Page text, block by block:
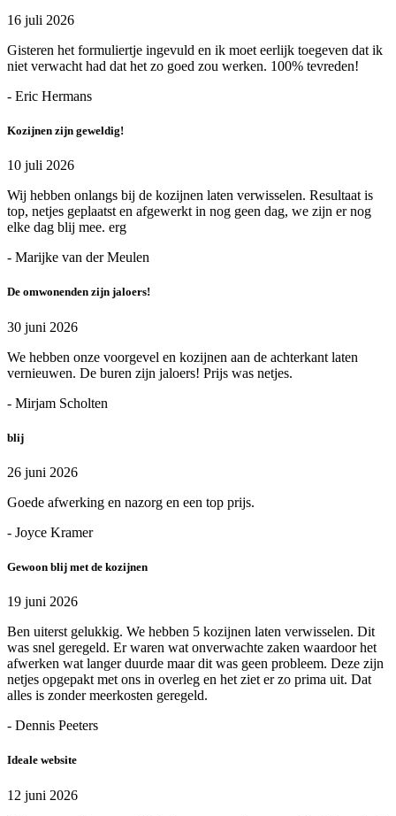
16 juli 2026
Gisteren het formuliertje ingevuld en ik moet eerlijk toegeven dat ik
niet verwacht had dat het zo goed zou werken. 100% tevreden!
- Eric Hermans
Kozijnen zijn geweldig!
10 juli 2026
Wij hebben onlangs bij de kozijnen laten verwisselen. Resultaat is
top, netjes geplaatst en afgewerkt in nog geen dag, we zijn er nog
elke dag blij mee. erg
- Marijke van der Meulen
De omwonenden zijn jaloers!
30 juni 2026
We hebben onze voorgevel en kozijnen aan de achterkant laten
vernieuwen. De buren zijn jaloers! Prijs was netjes.
- Mirjam Scholten
blij
26 juni 2026
Goede afwerking en nazorg en een top prijs.
- Joyce Kramer
Gewoon blij met de kozijnen
19 juni 2026
Ben uiterst gelukkig. We hebben 5 kozijnen laten verwisselen. Dit
was snel geregeld. Er waren wat onverwachte zaken waardoor het
afwerken wat langer duurde maar dit was geen probleem. Deze zijn
netjes opgepakt met ons in overleg en het ziet er zo prima uit. Dat
alles is zonder meerkosten geregeld.
- Dennis Peeters
Ideale website
12 juni 2026